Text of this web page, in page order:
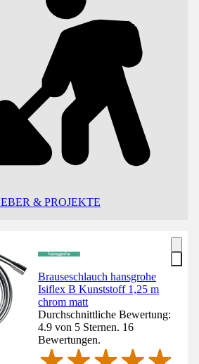
& PROJEKTE
Brauseschlauch hansgrohe
Isiflex B Kunststoff 1,25 m
chrom matt
Durchschnittliche Bewertung:
4.9 von 5 Sternen. 16
Bewertungen.